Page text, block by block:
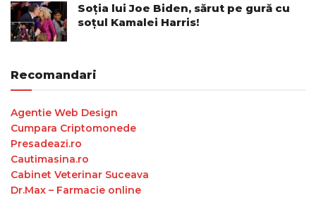
Soția lui Joe Biden, sărut pe gură cu
soțul Kamalei Harris!
Recomandari
Agentie Web Design
Cumpara Criptomonede
Presadeazi.ro
Cautimasina.ro
Cabinet Veterinar Suceava
Dr.Max – Farmacie online